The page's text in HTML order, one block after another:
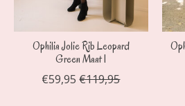
Ophilia Jolie Rib Leopard
Green Maat 1
€59,95 €119,95